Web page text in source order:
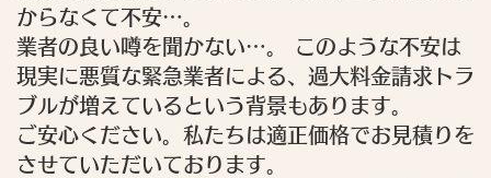
からなくて不安…。
業者の良い噂を聞かない…。 このような不安は
現実に悪質な緊急業者による、過大料金請求トラ
ブルが増えているという背景もあります。
ご安心ください。私たちは適正価格でお見積りを
させていただいております。